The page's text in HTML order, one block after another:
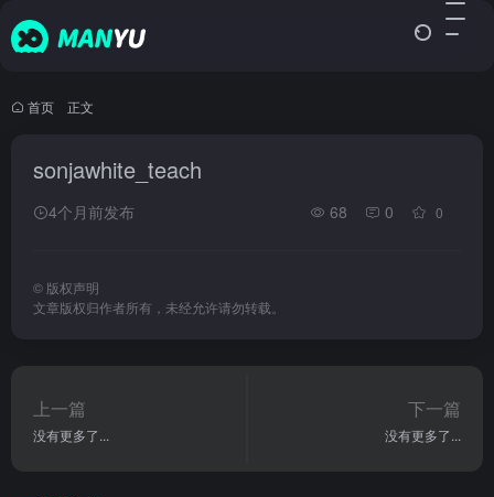
首页 正文
sonjawhite_teach
4个月前发布 68 0 0
© 版权声明
文章版权归作者所有，未经允许请勿转载。
上一篇
没有更多了...
下一篇
没有更多了...